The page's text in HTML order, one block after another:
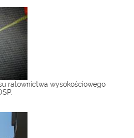
ratownictwa wysokościowego